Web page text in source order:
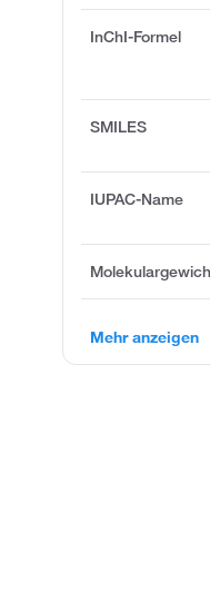
InChI-Formel
SMILES
IUPAC-Name
Mehr anzeigen